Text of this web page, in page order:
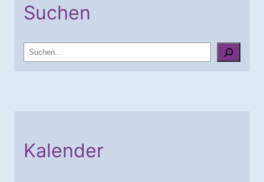
Suchen
u
Kalender